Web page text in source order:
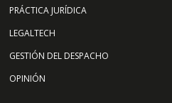
PRÁCTICA JURÍDICA
LEGALTECH
GESTIÓN DEL DESPACHO
OPINIÓN